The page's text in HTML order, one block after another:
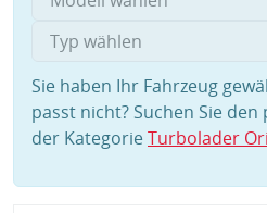
Sie haben Ihr Fahrzeug
passt nicht? Suchen Sie
der KategorieTurbolader